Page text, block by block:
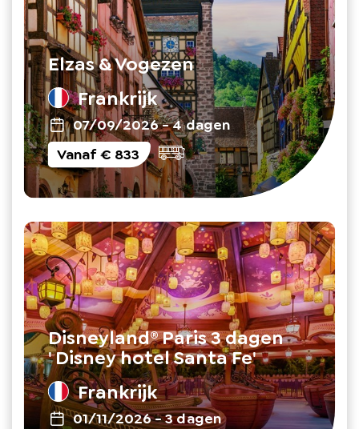
Elzas & Vogezen
Frankrijk
07/09/2026-4 dagen
Vanaf€ 833
Disneyland® Paris 3 dagen
' Disney hotel Santa Fe'
Frankrijk
01/11/2026-3 dagen